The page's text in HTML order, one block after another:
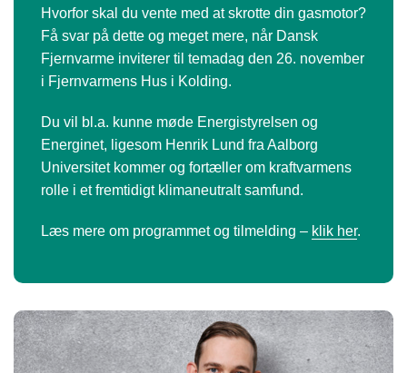
Hvorfor skal du vente med at skrotte din gasmotor?
Få svar på dette og meget mere, når Dansk
Fjernvarme inviterer til temadag den 26. november
i Fjernvarmens Hus i Kolding.
Du vil bl.a. kunne møde Energistyrelsen og
Energinet, ligesom Henrik Lund fra Aalborg
Universitet kommer og fortæller om kraftvarmens
rolle i et fremtidigt klimaneutralt samfund.
Læs mere om programmet og tilmelding – klik her.